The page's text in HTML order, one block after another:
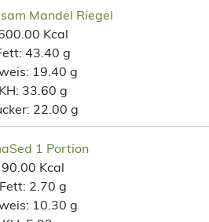
Mandel Riegel
Kcal
43.40 g
19.40 g
KH: 33.60 g
22.00 g
1 Portion
90.00 Kcal
Fett: 2.70 g
10.30 g